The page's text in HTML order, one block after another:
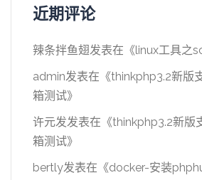
近期评论
辣条拌鱼翅发表在《linux工具之
admin发表在《thinkphp3.2新版
箱测试》
许元发发表在《thinkphp3.2新版
箱测试》
bertly发表在《docker-安装